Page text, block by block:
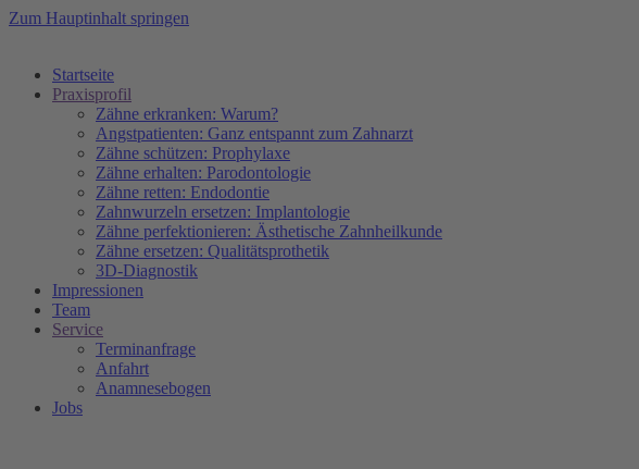
Zum Hauptinhalt springen
Startseite
Praxisprofil
Zähne erkranken: Warum?
Angstpatienten: Ganz entspannt zum Zahnarzt
Zähne schützen: Prophylaxe
Zähne erhalten: Parodontologie
Zähne retten: Endodontie
Zahnwurzeln ersetzen: Implantologie
Zähne perfektionieren: Ästhetische Zahnheilkunde
Zähne ersetzen: Qualitätsprothetik
3D-Diagnostik
Impressionen
Team
Service
Terminanfrage
Anfahrt
Anamnesebogen
Jobs